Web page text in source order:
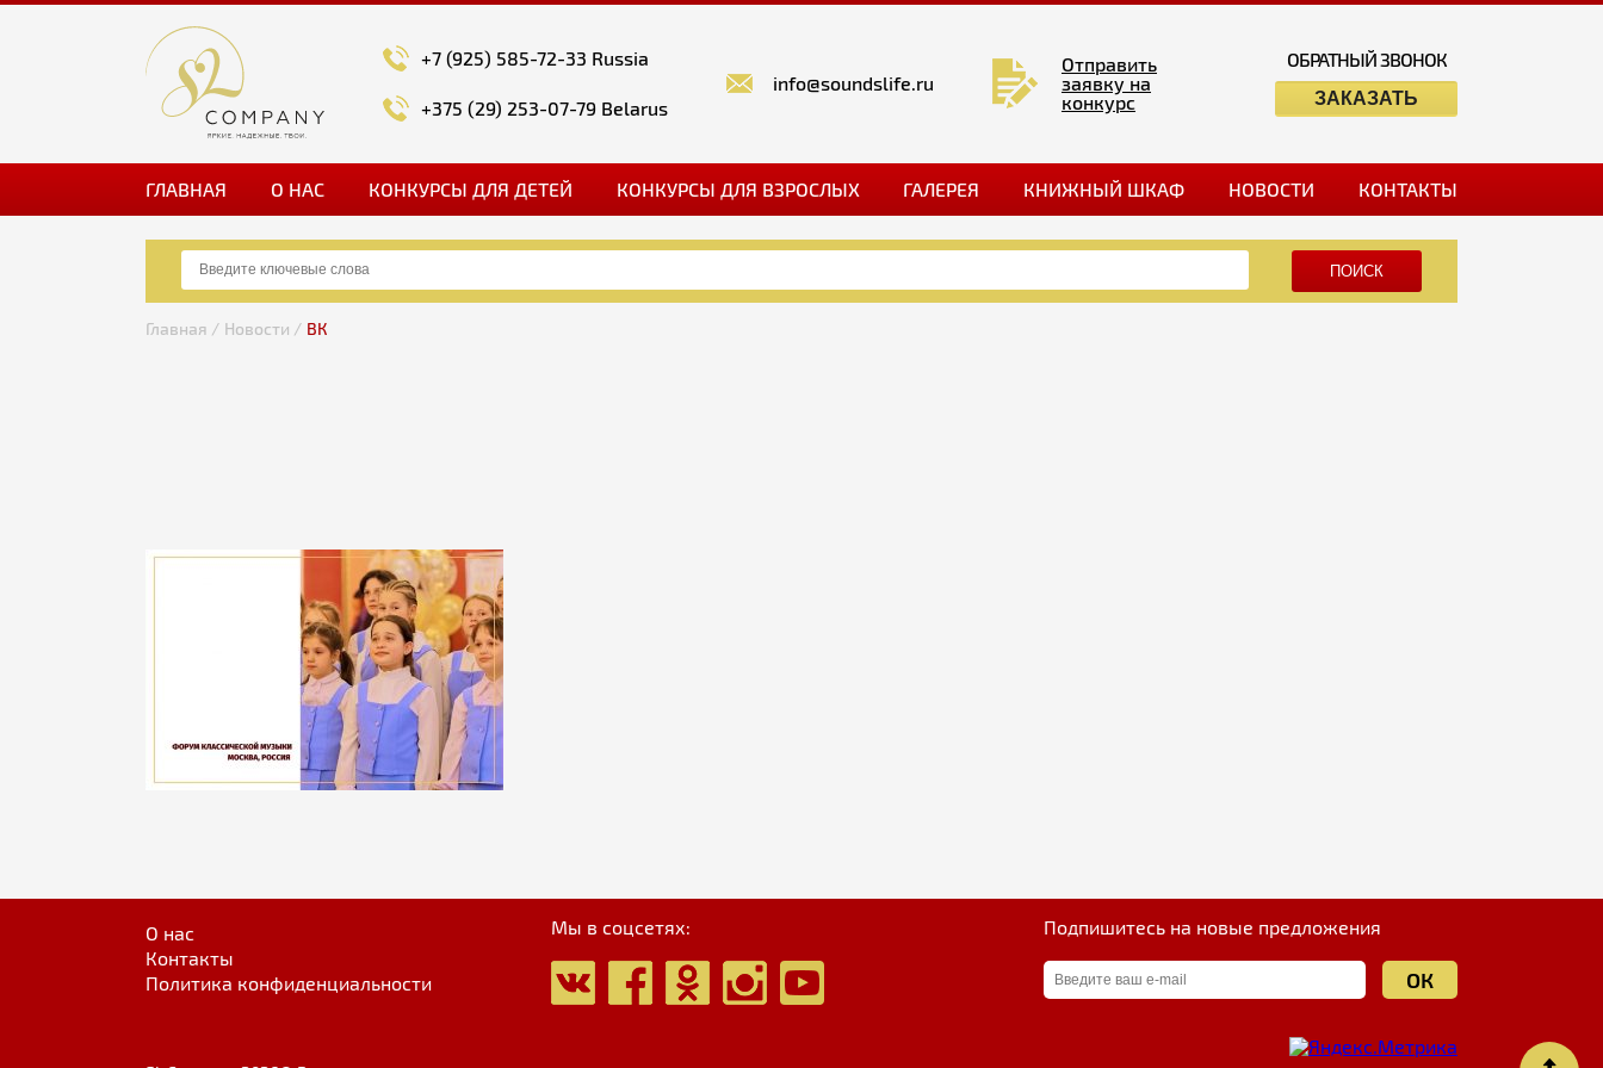
+7 (925) 585-72-33 Russia
+375 (29) 253-07-79 Belarus
info@soundslife.ru
Отправить
заявку на
конкурс
ОБРАТНЫЙ ЗВОНОК
ЗАКАЗАТЬ
ГЛАВНАЯ О НАС КОНКУРСЫ ДЛЯ ДЕТЕЙ КОНКУРСЫ ДЛЯ ВЗРОСЛЫХ ГАЛЕРЕЯ КНИЖНЫЙ ШКАФ НОВОСТИ КОНТАКТЫ
ПОИСК
Главная / Новости / ВК
О нас
Контакты
Политика конфиденциальности
Мы в соцсетях: Подпишитесь на новые предложения